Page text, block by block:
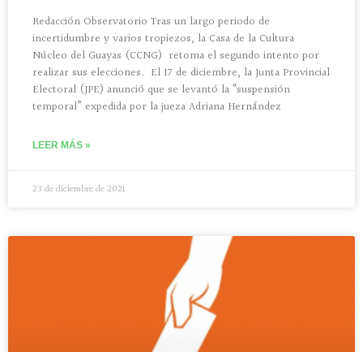
Redacción Observatorio Tras un largo periodo de
incertidumbre y varios tropiezos, la Casa de la Cultura
Núcleo del Guayas (CCNG) retoma el segundo intento por
realizar sus elecciones. El 17 de diciembre, la Junta Provincial
Electoral (JPE) anunció que se levantó la “suspensión
temporal” expedida por la jueza Adriana Hernández
LEER MÁS »
23 de diciembre de 2021